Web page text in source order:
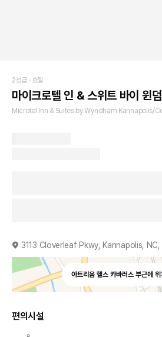
2성급 · 호텔
마이크로텔 인 & 스위트 바이 윈
Microtel Inn & Suites by Wyndham Kannapolis/
3113 Cloverleaf Pkwy, Kannapolis,
아트리움 헬스 카바러스 부근에 위
편의시설